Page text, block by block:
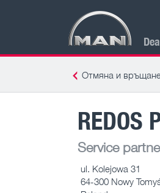
Отмяна и
REDOS
Service
ul. Kolejowa 31
64-300 Nowy